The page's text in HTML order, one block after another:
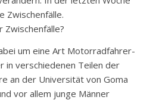
Zwischenfälle.
Zwischenfälle?
um eine Art Motorradfahrer-
in verschiedenen Teilen der
an der Universität von Goma
vor allem junge Männer